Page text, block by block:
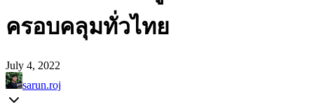
ครอบคลุมทั่วไทย
July 4, 2022
sarun.roj